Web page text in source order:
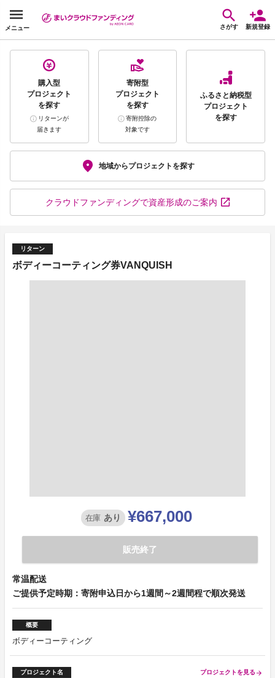
メニュー さがす 新規登録
購入型
プロジェクト
を探す
リターンが
届きます
寄附型
プロジェクト
を探す
寄附控除の
対象です
ふるさと納税型
プロジェクト
を探す
地域からプロジェクトを探す
クラウドファンディングで資産形成のご案内
リターン
ボディーコーティング券VANQUISH
在庫 あり ¥667,000
販売終了
常温配送
ご提供予定時期：寄附申込日から1週間～2週間程で順次発送
概要
ボディーコーティング
プロジェクト名 プロジェクトを見る arrow_forward